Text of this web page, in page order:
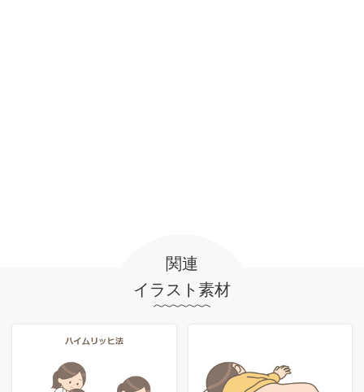
関連
イラスト素材